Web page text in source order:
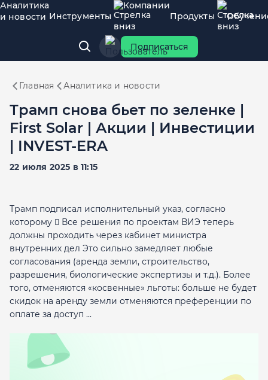
Аналитика
и новости Инструменты
Компании
Продукты
Подписаться
Главная Аналитика и новости
Трамп снова бьет по зеленке |
First Solar | Акции | Инвестиции
| INVEST-ERA
22 июля 2025 в 11:15
Трамп подписал исполнительный указ, согласно
которому  Все решения по проектам ВИЭ теперь
должны проходить через кабинет министра
внутренних дел Это сильно замедляет любые
согласования (аренда земли, строительство,
разрешения, биологические экспертизы и т.д.). Более
того, отменяются «косвенные» льготы: больше не будет
скидок на аренду земли отменяются преференции по
оплате за доступ ...